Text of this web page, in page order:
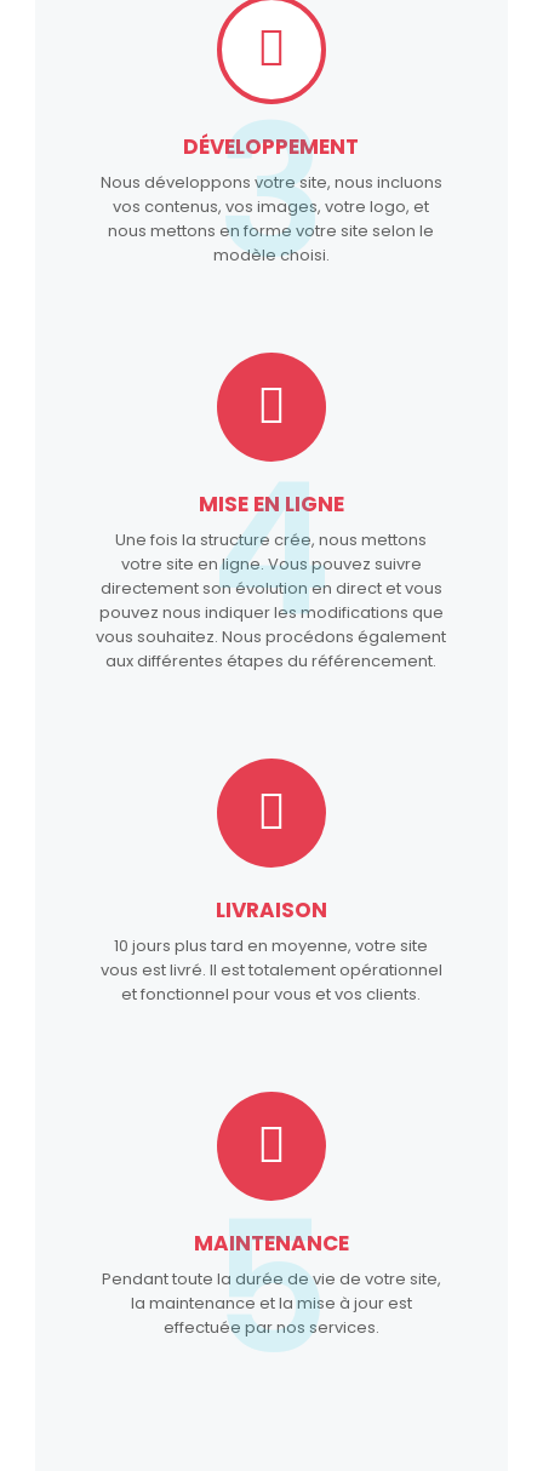
DÉVELOPPEMENT
Nous développons votre site, nous incluons
vos contenus, vos images, votre logo, et
nous mettons en forme votre site selon le
modèle choisi.
3
MISE EN LIGNE
Une fois la structure crée, nous mettons
votre site en ligne. Vous pouvez suivre
directement son évolution en direct et vous
pouvez nous indiquer les modifications que
vous souhaitez. Nous procédons également
aux différentes étapes du référencement.
4
LIVRAISON
10 jours plus tard en moyenne, votre site
vous est livré. Il est totalement opérationnel
et fonctionnel pour vous et vos clients.
MAINTENANCE
Pendant toute la durée de vie de votre site,
la maintenance et la mise à jour est
effectuée par nos services.
5